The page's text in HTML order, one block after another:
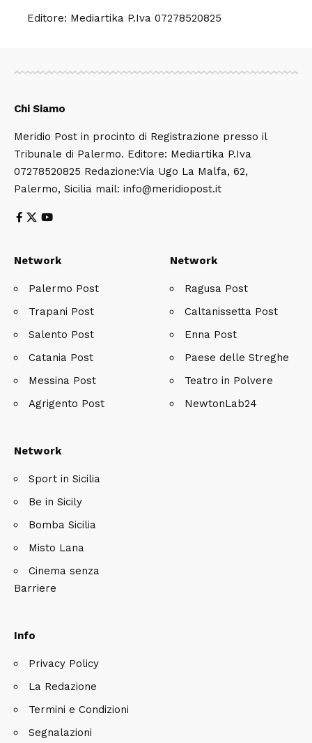
Editore: Mediartika P.Iva 07278520825
Chi Siamo
Meridio Post in procinto di Registrazione presso il
Tribunale di Palermo. Editore: Mediartika P.Iva
07278520825 Redazione:Via Ugo La Malfa, 62,
Palermo, Sicilia mail: info@meridiopost.it
Network
Palermo Post
Trapani Post
Salento Post
Catania Post
Messina Post
Agrigento Post
Network
Ragusa Post
Caltanissetta Post
Enna Post
Paese delle Streghe
Teatro in Polvere
NewtonLab24
Network
Sport in Sicilia
Be in Sicily
Bomba Sicilia
Misto Lana
Cinema senza
Barriere
Info
Privacy Policy
La Redazione
Termini e Condizioni
Segnalazioni